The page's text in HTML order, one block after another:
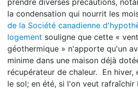
prendre diverses précautions,
la condensation qui nourrit les
de la Société canadienne
logement souligne que cette «
géothermique » n'apporte qu'un
minime dans une maison déjà
récupérateur de chaleur. En hiver,
le sol; en été, si l'on veut rafraîchir